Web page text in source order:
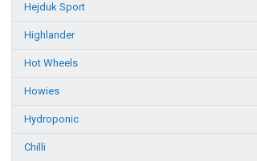
Hejduk Sport
Highlander
Hot Wheels
Howies
Hydroponic
Chilli